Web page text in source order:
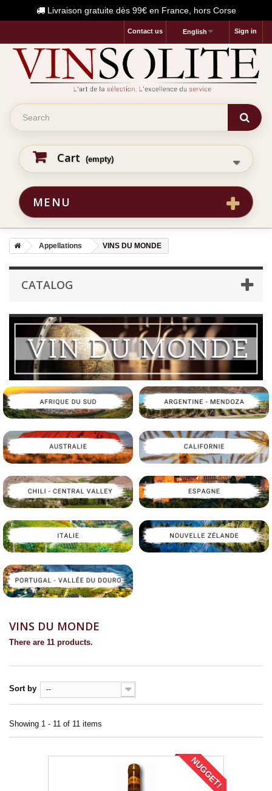
Livraison gratuite dès 99€ en France, hors Corse
Sign in
English
Contact us
Cart (empty)
MENU
Appellations VINS DU MONDE
CATALOG
VINS DU MONDE
There are 11 products.
Sort by --
Showing 1 - 11 of 11 items
NUGGET!